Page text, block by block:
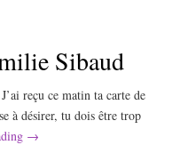
Sibaud
reçu ce matin ta carte de
à désirer, tu dois être trop
→